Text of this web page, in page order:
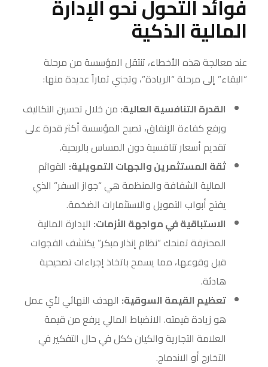
فوائد التحول نحو الإدارة
المالية الذكية
عند معالجة هذه الأخطاء، تنتقل المؤسسة من مرحلة
“البقاء” إلى مرحلة “الريادة”، وتجني ثماراً عديدة منها:
القدرة التنافسية العالية: من خلال تحسين التكاليف
ورفع كفاءة الإنفاق، تصبح المؤسسة أكثر قدرة على
تقديم أسعار تنافسية دون المساس بالربحية.
ثقة المستثمرين والجهات التمويلية: القوائم
المالية الشفافة والمنظمة هي “جواز السفر” الذي
يفتح أبواب التمويل والاستثمارات الضخمة.
الاستباقية في مواجهة الأزمات: الإدارة المالية
المحترفة تمنحك “نظام إنذار مبكر” يكتشف الفجوات
قبل وقوعها، مما يسمح باتخاذ إجراءات تصحيحية
هادئة.
تعظيم القيمة السوقية: الهدف النهائي لأي عمل
هو زيادة قيمته. الانضباط المالي يرفع من قيمة
العلامة التجارية والكيان ككل في حال التفكير في
التخارج أو الاندماج.